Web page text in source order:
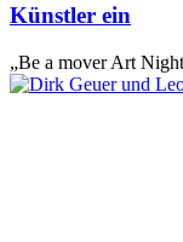
Künstler ein
„Be a mover Art